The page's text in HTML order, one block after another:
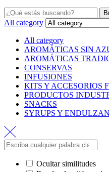
All category
All category
AROMÁTICAS SIN
AROMÁTICAS
CONSERVAS
INFUSIONES
KITS Y ACCESORIOS
PRODUCTOS
SNACKS
SYRUPS Y
Ocultar similitudes